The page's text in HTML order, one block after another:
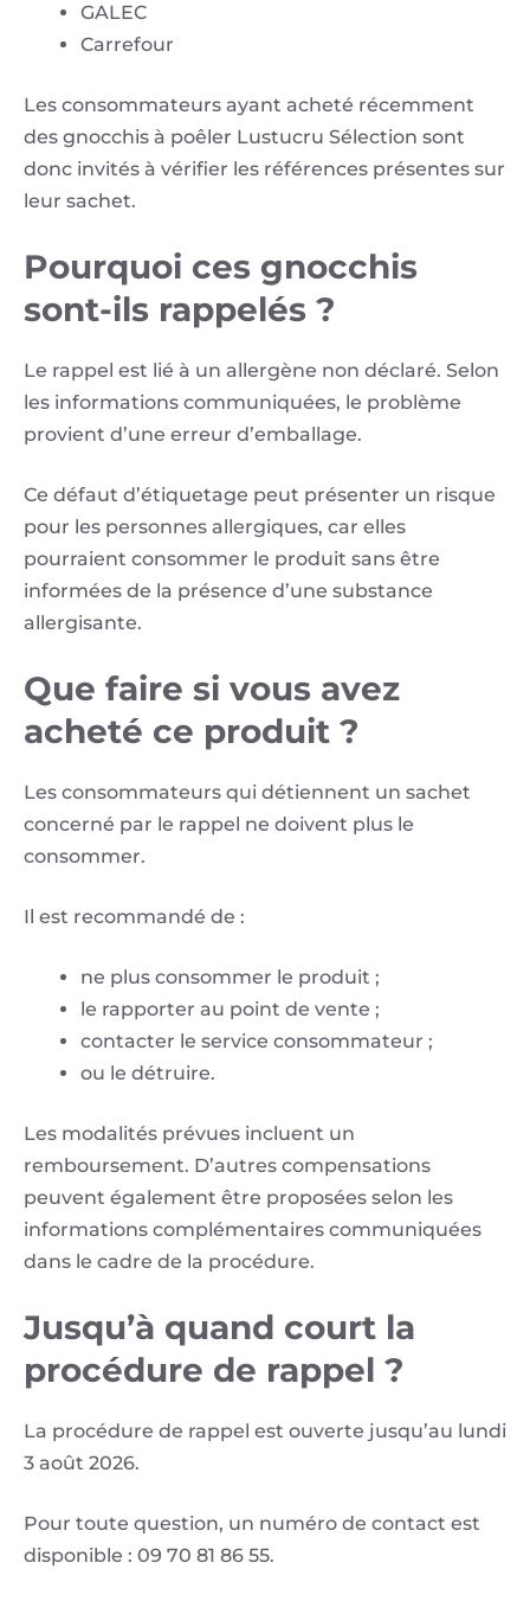
GALEC
Carrefour
Les consommateurs ayant acheté récemment
des gnocchis à poêler Lustucru Sélection sont
donc invités à vérifier les références présentes sur
leur sachet.
Pourquoi ces gnocchis
sont-ils rappelés ?
Le rappel est lié à un allergène non déclaré. Selon
les informations communiquées, le problème
provient d’une erreur d’emballage.
Ce défaut d’étiquetage peut présenter un risque
pour les personnes allergiques, car elles
pourraient consommer le produit sans être
informées de la présence d’une substance
allergisante.
Que faire si vous avez
acheté ce produit ?
Les consommateurs qui détiennent un sachet
concerné par le rappel ne doivent plus le
consommer.
Il est recommandé de :
ne plus consommer le produit ;
le rapporter au point de vente ;
contacter le service consommateur ;
ou le détruire.
Les modalités prévues incluent un
remboursement. D’autres compensations
peuvent également être proposées selon les
informations complémentaires communiquées
dans le cadre de la procédure.
Jusqu’à quand court la
procédure de rappel ?
La procédure de rappel est ouverte jusqu’au lundi
3 août 2026.
Pour toute question, un numéro de contact est
disponible : 09 70 81 86 55.